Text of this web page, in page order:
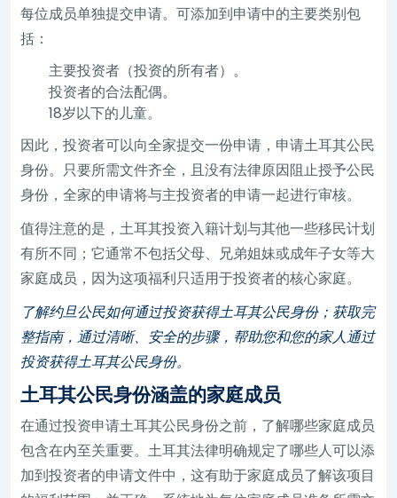
每位成员单独提交申请。可添加到申请中的主要类别包
括：
主要投资者（投资的所有者）。
投资者的合法配偶。
18岁以下的儿童。
因此，投资者可以向全家提交一份申请，申请土耳其公民
身份。只要所需文件齐全，且没有法律原因阻止授予公民
身份，全家的申请将与主投资者的申请一起进行审核。
值得注意的是，土耳其投资入籍计划与其他一些移民计划
有所不同；它通常不包括父母、兄弟姐妹或成年子女等大
家庭成员，因为这项福利只适用于投资者的核心家庭。
了解约旦公民如何通过投资获得土耳其公民身份；获取完
整指南，通过清晰、安全的步骤，帮助您和您的家人通过
投资获得土耳其公民身份。
土耳其公民身份涵盖的家庭成员
在通过投资申请土耳其公民身份之前，了解哪些家庭成员
包含在内至关重要。土耳其法律明确规定了哪些人可以添
加到投资者的申请文件中，这有助于家庭成员了解该项目